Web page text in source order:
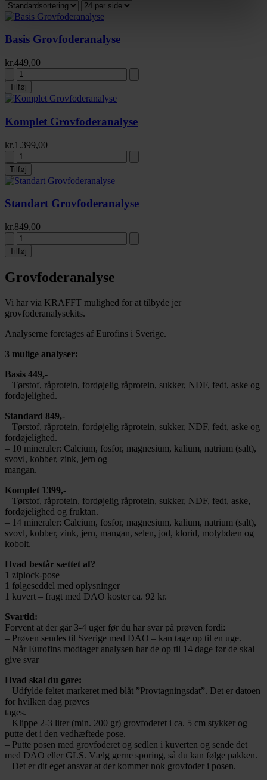
Basis Grovfoderanalyse
kr.449,00
Tilføj
Komplet Grovfoderanalyse
kr.1.399,00
Tilføj
Standart Grovfoderanalyse
kr.849,00
Tilføj
Grovfoderanalyse
Vi har via KRAFFT mulighed for at tilbyde jer
grovfoderanalysekits.
Analyserne foretages af Eurofins i Sverige.
3 mulige analyser:
Basis 449,-
– Tørstof, råprotein, fordøjelig råprotein, sukker, NDF, fedt, aske og
fordøjelighed.
Standard 849,-
– Tørstof, råprotein, fordøjelig råprotein, sukker, NDF, fedt, aske og
fordøjelighed.
– 10 mineraler: Calcium, fosfor, magnesium, kalium, natrium (salt),
svovl, kobber, zink, jern og
mangan.
Komplet 1399,-
– Tørstof, råprotein, fordøjelig råprotein, sukker, NDF, fedt, aske,
fordøjelighed og fruktan.
– 14 mineraler: Calcium, fosfor, magnesium, kalium, natrium (salt),
svovl, kobber, zink, jern, mangan, selen, jod, klorid, molybdæn og
kobolt.
Hvad består sættet af?
1 ziplock-pose
1 følgeseddel med oplysninger
1 kuvert – fragt med DAO koster ca. 92 kr.
Svartid:
Forvent at der går 3-4 uger før du har svar på prøven fordi:
– Prøven sendes til Sverige med DAO – kan tage op til en uge.
– Når Eurofins modtager analysen har de op til 14 dage før de skal
give svar
Hvad skal du gøre:
– Udfylde feltet markeret med blåt ”Provtagningsdat”. Det er datoen
for hvilken dag prøves
tages.
– Klippe 2-3 liter (min. 200 gr) grovfoderet i ca. 5 cm stykker og
putte det i den vedhæftede pose.
– Putte posen med grovfoderet og sedlen i kuverten og sende det
med DAO eller GLS. Vælg gerne sporing, så du kan følge pakken.
– Det er dit eget ansvar at der kommer nok grovfoder i posen.